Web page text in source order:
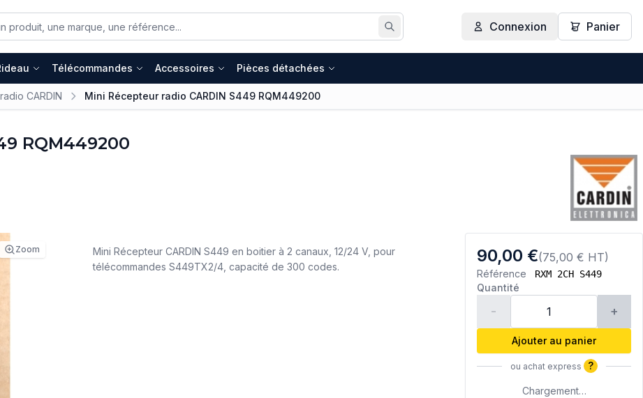
Rechercher
Connexion Panier
Télécommandes Accessoires Pièces détachées
CARDIN Mini Récepteur radio CARDIN S449 RQM449200
RQM449200
Zoom 90,00 €(75,00 € HT)
Référence RXM 2CH S449
Quantité
- +
Ajouter au panier
ou achat express ?
Chargement…
Mini Récepteur CARDIN S449 en boitier à 2 canaux, 12/24 V, pour
télécommandes S449TX2/4, capacité de 300 codes.